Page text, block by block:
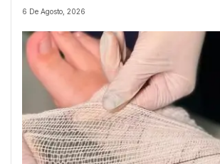
6 De Agosto, 2026